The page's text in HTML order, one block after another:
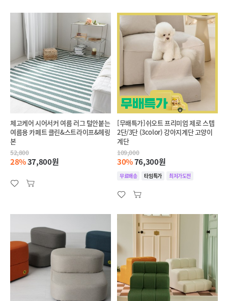
체고케어 시어서커 여름 러그 털안붙는
여름용 카페트 클린&스트라이프&헤링
본
52,800
28%37,800원
[무배특가]쉬오트 프리미엄 제로 스텝
2단/3단 (3color) 강아지계단 고양이
계단
109,000
30%76,300원
무료배송 타임특가 최저가도전